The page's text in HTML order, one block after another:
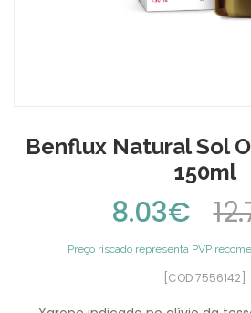
Benflux Natural Sol
150ml
8.03€
Preço riscado representa PVP
[COD 7556142]